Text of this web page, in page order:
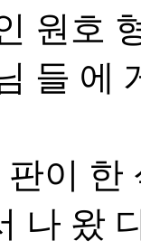
원호
들 에
이
나 왔